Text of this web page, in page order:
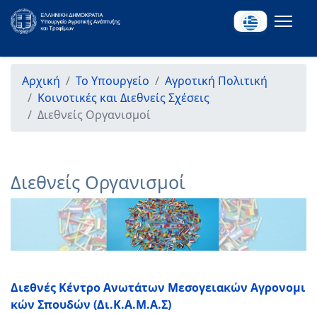
Αρχική Το Υπουργείο
Αγροτική Πολιτική
Κοινοτικές και Διεθνείς Σχέσεις
Διεθνείς Οργανισμοί
Διεθνείς Οργανισμοί
Διεθνές Κέντρο Ανωτάτων Μεσογειακών Αγρονομι
κών Σπουδών (Δι.Κ.Α.Μ.Α.Σ)